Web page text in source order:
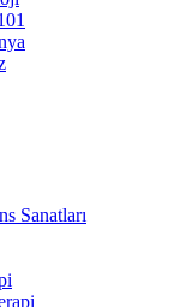
Sanatları